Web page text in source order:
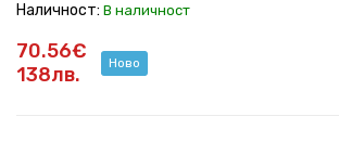
Наличност: В наличност
70.56€
138лв.
Ново